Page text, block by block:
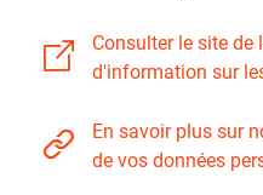
Consulter le site de
d'information sur
En savoir plus sur
de vos données